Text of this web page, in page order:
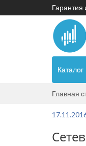
Гарантия
Каталог
Главная